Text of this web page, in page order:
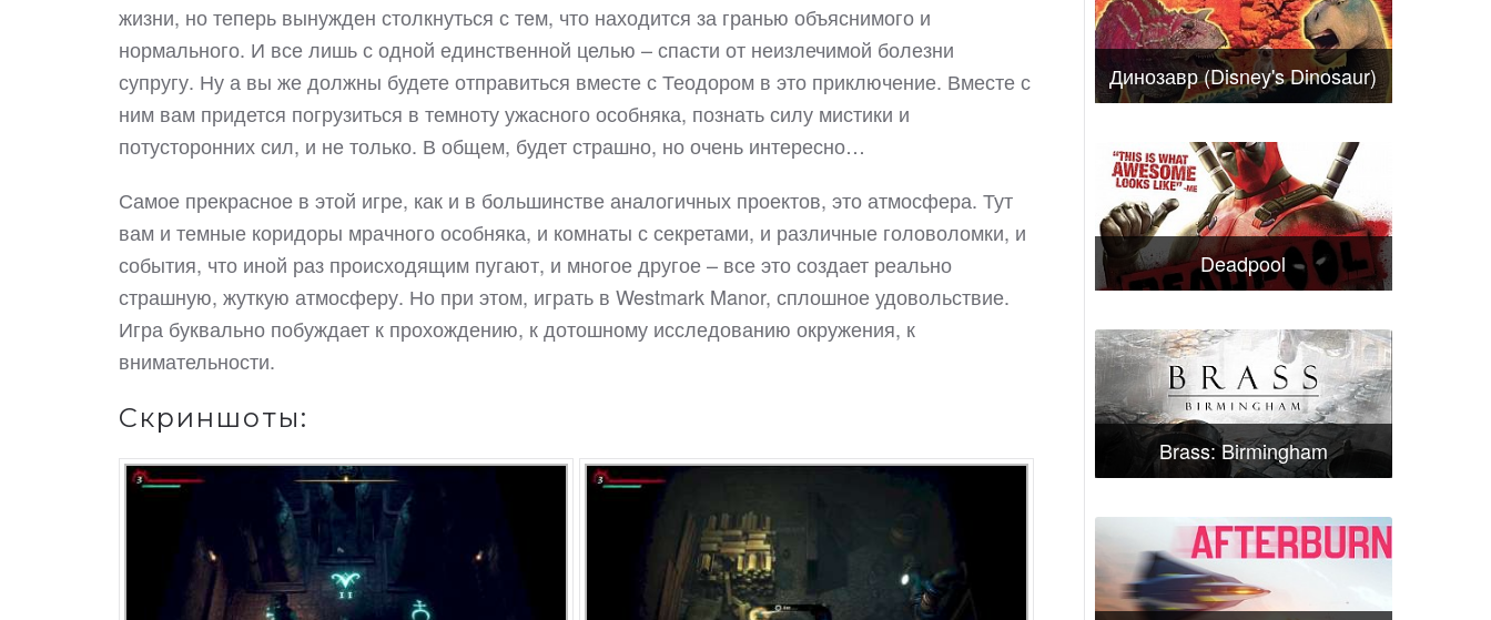
жизни, но теперь вынужден столкнуться с тем, что находится за гранью объяснимого и
нормального. И все лишь с одной единственной целью – спасти от неизлечимой болезни
супругу. Ну а вы же должны будете отправиться вместе с Теодором в это приключение. Вместе с
ним вам придется погрузиться в темноту ужасного особняка, познать силу мистики и
потусторонних сил, и не только. В общем, будет страшно, но очень интересно…
Самое прекрасное в этой игре, как и в большинстве аналогичных проектов, это атмосфера. Тут
вам и темные коридоры мрачного особняка, и комнаты с секретами, и различные головоломки, и
события, что иной раз происходящим пугают, и многое другое – все это создает реально
страшную, жуткую атмосферу. Но при этом, играть в Westmark Manor, сплошное удовольствие.
Игра буквально побуждает к прохождению, к дотошному исследованию окружения, к
внимательности.
Скриншоты:
Динозавр (Disney's Dinosaur)
Deadpool
Brass: Birmingham